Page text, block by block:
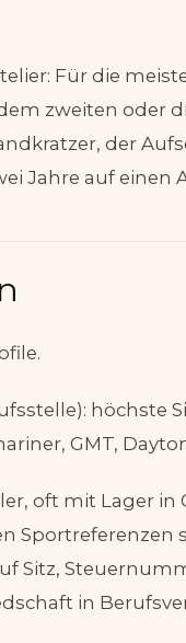
Für die
zweiten oder
der
Jahre auf einen
höchste
GMT,
oft mit Lager in
Sportreferenzen
Sitz,
in